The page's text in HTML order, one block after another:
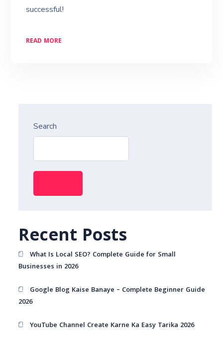
successful!
READ MORE
Search
Recent Posts
What Is Local SEO? Complete Guide for Small
Businesses in 2026
Google Blog Kaise Banaye – Complete Beginner Guide
2026
YouTube Channel Create Karne Ka Easy Tarika 2026